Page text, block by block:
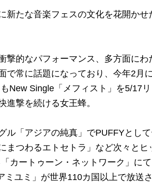
新たな音楽フェスの文化を花開か
撃的なパフォーマンス、多方面に
で常に話題になっており、今年2月
New Single「メフィスト」を5/17
進撃を続ける女王蜂。
ル「アジアの純真」でPUFFYとし
まつわるエトセトラ」など次々とヒ
カートゥーン・ネットワーク」に
ミユミ」が世界110カ国以上で放送